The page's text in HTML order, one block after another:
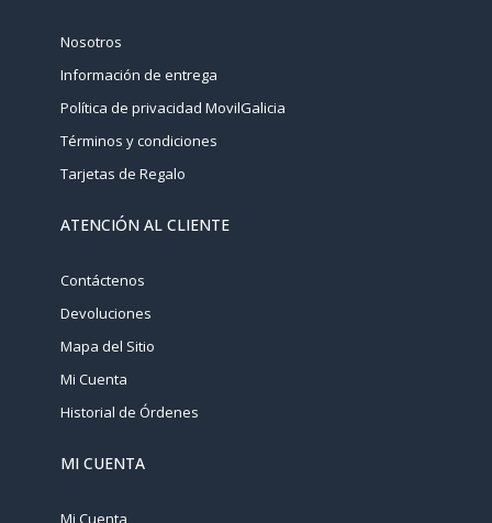
Nosotros
Información de entrega
Política de privacidad MovilGalicia
Términos y condiciones
Tarjetas de Regalo
ATENCIÓN AL CLIENTE
Contáctenos
Devoluciones
Mapa del Sitio
Mi Cuenta
Historial de Órdenes
MI CUENTA
Mi Cuenta